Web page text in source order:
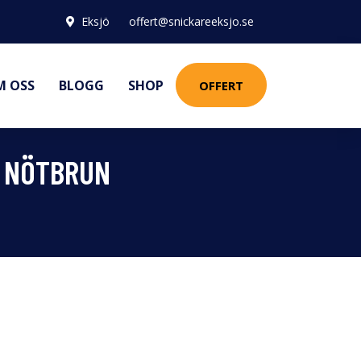
Eksjö offert@snickareeksjo.se
OSS BLOGG SHOP OFFERT